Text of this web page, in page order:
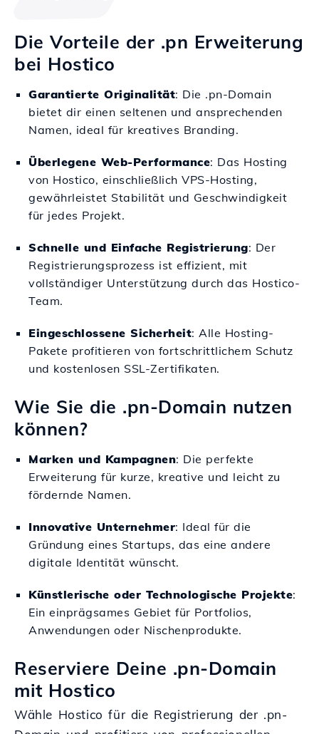
Die Vorteile der .pn Erweiterung
bei Hostico
Garantierte Originalität: Die .pn-Domain
bietet dir einen seltenen und ansprechenden
Namen, ideal für kreatives Branding.
Überlegene Web-Performance: Das Hosting
von Hostico, einschließlich VPS-Hosting,
gewährleistet Stabilität und Geschwindigkeit
für jedes Projekt.
Schnelle und Einfache Registrierung: Der
Registrierungsprozess ist effizient, mit
vollständiger Unterstützung durch das Hostico-
Team.
Eingeschlossene Sicherheit: Alle Hosting-
Pakete profitieren von fortschrittlichem Schutz
und kostenlosen SSL-Zertifikaten.
Wie Sie die .pn-Domain nutzen
können?
Marken und Kampagnen: Die perfekte
Erweiterung für kurze, kreative und leicht zu
fördernde Namen.
Innovative Unternehmer: Ideal für die
Gründung eines Startups, das eine andere
digitale Identität wünscht.
Künstlerische oder Technologische Projekte:
Ein einprägsames Gebiet für Portfolios,
Anwendungen oder Nischenprodukte.
Reserviere Deine .pn-Domain
mit Hostico
Wähle Hostico für die Registrierung der .pn-